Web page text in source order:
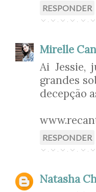
RESPONDER
Mirelle
Ai Jessie,
grandes
decepção
RESPONDER
Natasha